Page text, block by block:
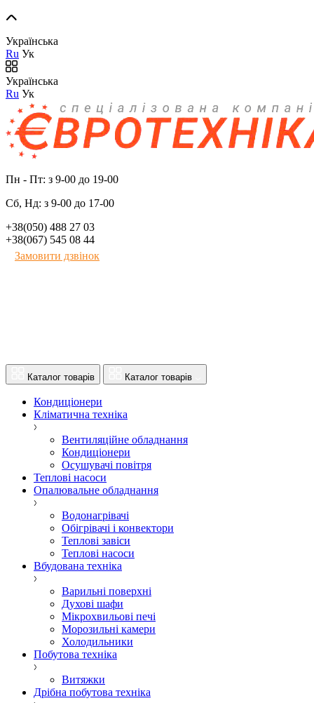
Українська
Ru Ук
Українська
Ru Ук
Пн - Пт: з 9-00 до 19-00
Сб, Нд: з 9-00 до 17-00
+38(050) 488 27 03
+38(067) 545 08 44
Замовити дзвінок
Каталог товарів Каталог товарів
Кондиціонери
Кліматична техніка
Вентиляційне обладнання
Кондиціонери
Осушувачі повітря
Теплові насоси
Опалювальне обладнання
Водонагрівачі
Обігрівачі і конвектори
Теплові завіси
Теплові насоси
Вбудована техніка
Варильні поверхні
Духові шафи
Мікрохвильові печі
Морозильні камери
Холодильники
Побутова техніка
Витяжки
Дрібна побутова техніка